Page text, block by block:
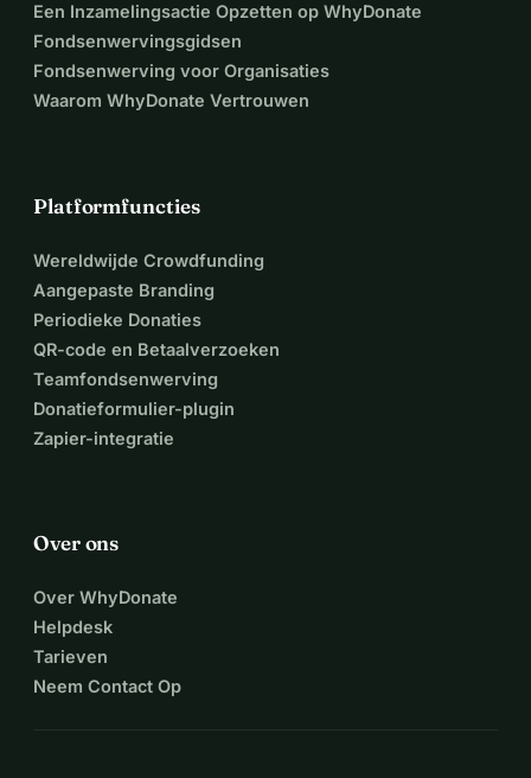
Een Inzamelingsactie Opzetten op WhyDonate
Fondsenwervingsgidsen
Fondsenwerving voor Organisaties
Waarom WhyDonate Vertrouwen
Platformfuncties
Wereldwijde Crowdfunding
Aangepaste Branding
Periodieke Donaties
QR-code en Betaalverzoeken
Teamfondsenwerving
Donatieformulier-plugin
Zapier-integratie
Over ons
Over WhyDonate
Helpdesk
Tarieven
Neem Contact Op